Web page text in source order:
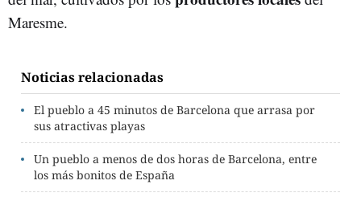
Maresme.
Noticias relacionadas
El pueblo a 45 minutos de Barcelona que arrasa por
sus atractivas playas
Un pueblo a menos de dos horas de Barcelona, entre
los más bonitos de España